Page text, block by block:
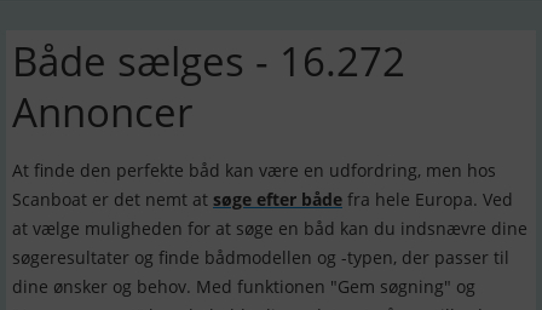
Både sælges - 16.272
Annoncer
At finde den perfekte båd kan være en udfordring, men hos
Scanboat er det nemt at søge efter både fra hele Europa. Ved
at vælge muligheden for at søge en båd kan du indsnævre dine
søgeresultater og finde bådmodellen og -typen, der passer til
dine ønsker og behov. Med funktionen "Gem søgning" og